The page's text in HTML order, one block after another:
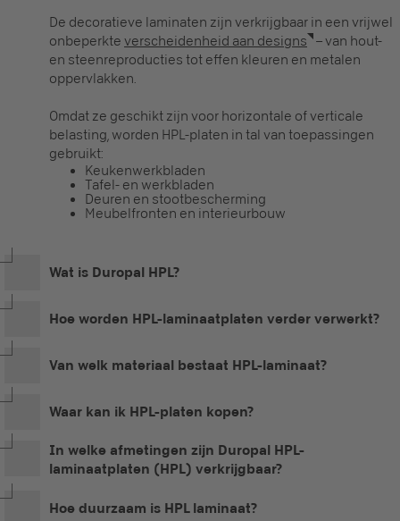
De decoratieve laminaten zijn verkrijgbaar in een vrijwel
onbeperkte verscheidenheid aan designs
– van hout-
en steenreproducties tot effen kleuren en metalen
oppervlakken.
Omdat ze geschikt zijn voor horizontale of verticale
belasting, worden HPL-platen in tal van toepassingen
gebruikt:
Keukenwerkbladen
Tafel- en werkbladen
Deuren en stootbescherming
Meubelfronten en interieurbouw
Wat is Duropal HPL?
Hoe worden HPL-laminaatplaten verder verwerkt?
Van welk materiaal bestaat HPL-laminaat?
Waar kan ik HPL-platen kopen?
In welke afmetingen zijn Duropal HPL-
laminaatplaten (HPL) verkrijgbaar?
Hoe duurzaam is HPL laminaat?